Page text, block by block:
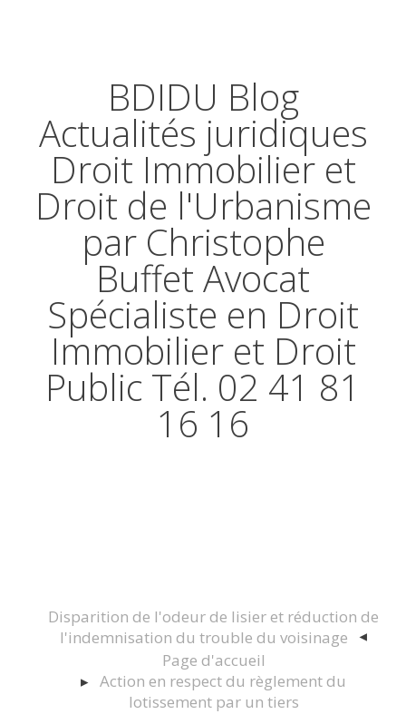
BDIDU Blog
Actualités juridiques
Droit Immobilier et
Droit de l'Urbanisme
par Christophe
Buffet Avocat
Spécialiste en Droit
Immobilier et Droit
Public Tél. 02 41 81
16 16
Disparition de l'odeur de lisier et réduction de
l'indemnisation du trouble du voisinage
Page d'accueil
Action en respect du règlement du
lotissement par un tiers